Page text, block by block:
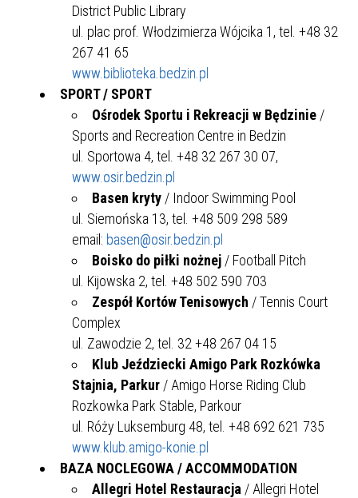
District Public Library
ul. plac prof. Włodzimierza Wójcika 1, tel. +48 32
267 41 65
www.biblioteka.bedzin.pl
SPORT / SPORT
Ośrodek Sportu i Rekreacji w Będzinie /
Sports and Recreation Centre in Bedzin
ul. Sportowa 4, tel. +48 32 267 30 07,
www.osir.bedzin.pl
Basen kryty / Indoor Swimming Pool
ul. Siemońska 13, tel. +48 509 298 589
email: basen@osir.bedzin.pl
Boisko do piłki nożnej / Football Pitch
ul. Kijowska 2, tel. +48 502 590 703
Zespół Kortów Tenisowych / Tennis Court
Complex
ul. Zawodzie 2, tel. 32 +48 267 04 15
Klub Jeździecki Amigo Park Rozkówka
Stajnia, Parkur / Amigo Horse Riding Club
Rozkowka Park Stable, Parkour
ul. Róży Luksemburg 48, tel. +48 692 621 735
www.klub.amigo-konie.pl
BAZA NOCLEGOWA / ACCOMMODATION
Allegri Hotel Restauracja / Allegri Hotel